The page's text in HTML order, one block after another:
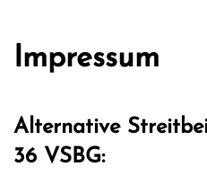
Impressum
Alternative
36 VSBG: